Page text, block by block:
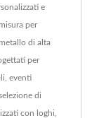
e
per
di alta
per
eventi
di
con loghi,